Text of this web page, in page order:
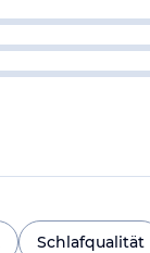
Schlafqualität